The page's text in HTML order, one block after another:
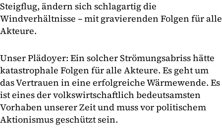
Steigflug, ändern sich schlagartig die
Windverhältnisse – mit gravierenden Folgen für alle
Akteure.
Unser Plädoyer: Ein solcher Strömungsabriss hätte
katastrophale Folgen für alle Akteure. Es geht um
das Vertrauen in eine erfolgreiche Wärmewende. Es
ist eines der volkswirtschaftlich bedeutsamsten
Vorhaben unserer Zeit und muss vor politischem
Aktionismus geschützt sein.